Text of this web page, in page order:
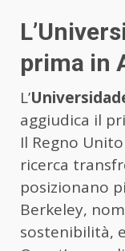
prima in
L’
aggiudica il
Il Regno
ricerca
posizionano
Berkeley,
sostenibilità,